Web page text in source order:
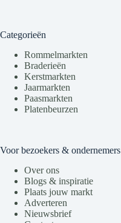
Categorieën
Rommelmarkten
Braderieën
Kerstmarkten
Jaarmarkten
Paasmarkten
Platenbeurzen
Voor bezoekers & ondernemers
Over ons
Blogs & inspiratie
Plaats jouw markt
Adverteren
Nieuwsbrief